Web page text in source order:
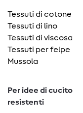
Tessuti di cotone
Tessuti di lino
Tessuti di viscosa
Tessuti per felpe
Mussola
Per idee di cucito
resistenti